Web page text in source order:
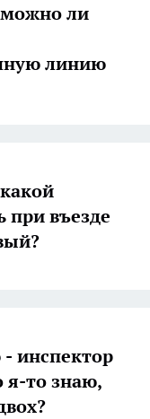
можно ли
линию
при въезде
инспектор
я-то знаю,